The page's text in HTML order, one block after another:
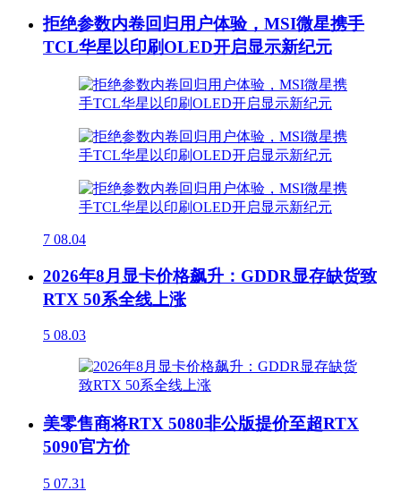
拒绝参数内卷回归用户体验，MSI微星携手
TCL华星以印刷OLED开启显示新纪元
7 08.04
2026年8月显卡价格飙升：GDDR显存缺货致
RTX 50系全线上涨
5 08.03
美零售商将RTX 5080非公版提价至超RTX
5090官方价
5 07.31